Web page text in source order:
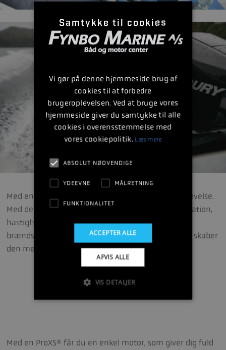
Med en Verado® får du en førsteklasses sejladsoplevelse.
Med denne motor fra Mercury får du både acceleration,
hastighed, støjsvag betjening og et lavt
brændstofforbrug. Motorens eksklusive funktioner skaber
den mest behagelige sejloplevelse på vandet.
Se alle Verado®
Med en ProXS® får du en enkel motor, som giver dig fuld
Samtykke til cookies
Vi gør på denne hjemmeside brug af
cookies til at forbedre
brugeroplevelsen. Ved at bruge vores
hjemmeside giver du samtykke til alle
cookies i overensstemmelse med
vores cookiepolitik. Læs mere
ABSOLUT NØDVENDIGE
YDEEVNE MÅLRETNING
FUNKTIONALITET
ACCEPTER ALLE
AFVIS ALLE
VIS DETALJER